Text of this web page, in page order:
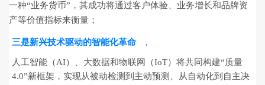
一种“业务货币”，其成功将通过客户体验、业务增长和品牌资
产等价值指标来衡量；
三是新兴技术驱动的智能化革命 ，
人工智能（AI）、大数据和物联网（IoT）将共同构建“质量
4.0”新框架，实现从被动检测到主动预测、从自动化到自主决